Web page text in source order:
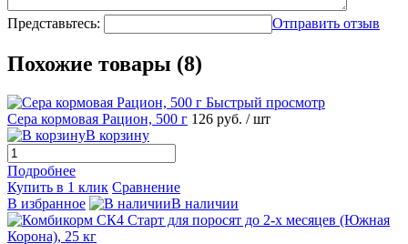
Представьтесь: Отправить отзыв
Похожие товары (8)
Быстрый просмотр
Сера кормовая Рацион, 500 г 126 руб. / шт
В корзину
Подробнее
Купить в 1 клик Сравнение
В избранное
В наличии